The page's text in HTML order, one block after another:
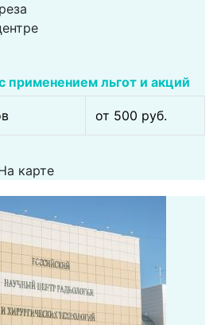
применением льгот и акций
от 500 pуб.
карте